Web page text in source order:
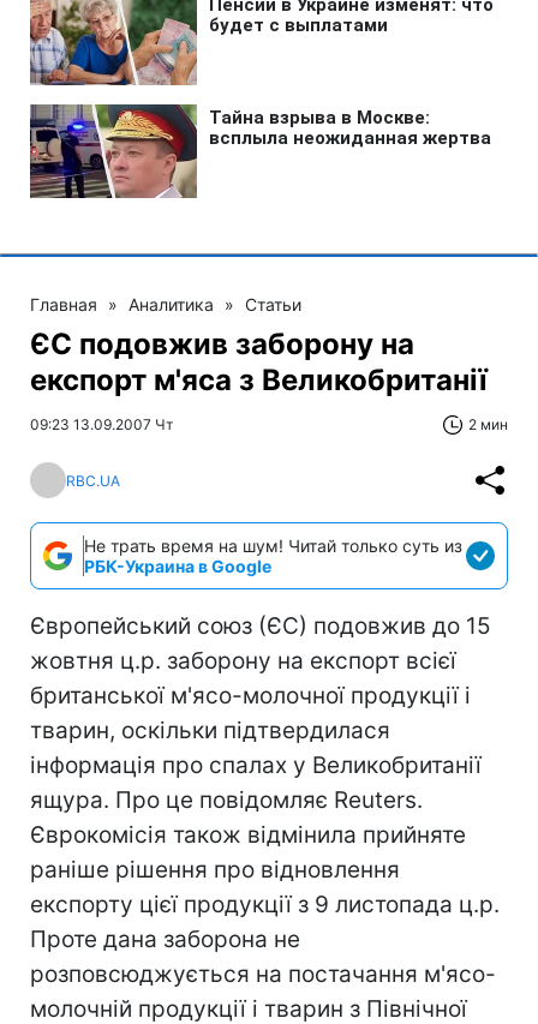
Главная » Аналитика » Статьи
ЄС подовжив заборону на
експорт м'яса з Великобританії
09:23 13.09.2007 Чт 2 мин
RBC.UA
Не трать время на шум! Читай только суть из
РБК-Украина в Google
Європейський союз (ЄС) подовжив до 15
жовтня ц.р. заборону на експорт всієї
британської м'ясо-молочної продукції і
тварин, оскільки підтвердилася
інформація про спалах у Великобританії
ящура. Про це повідомляє Reuters.
Єврокомісія також відмінила прийняте
раніше рішення про відновлення
експорту цієї продукції з 9 листопада ц.р.
Проте дана заборона не
розповсюджується на постачання м'ясо-
молочній продукції і тварин з Північної